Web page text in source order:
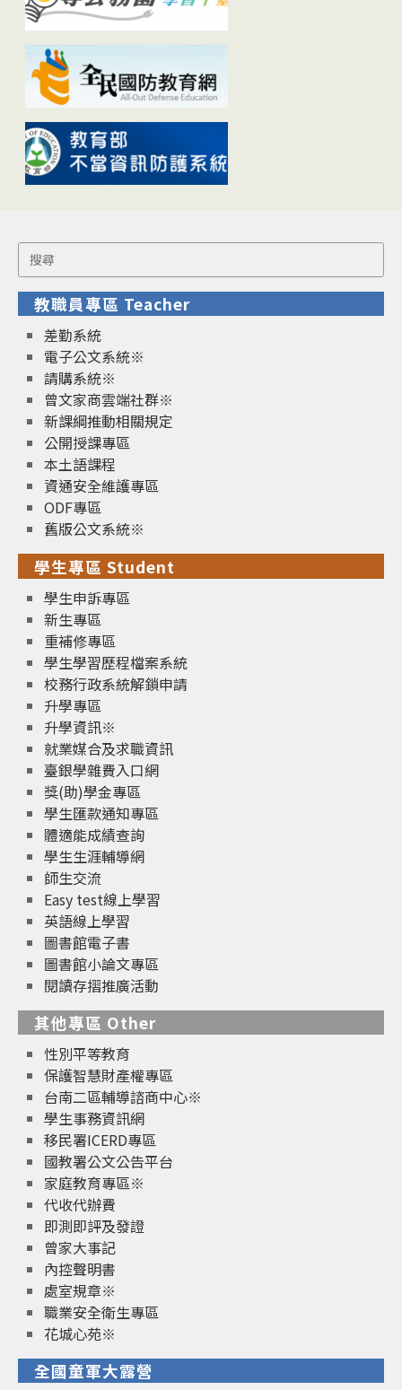
Search
for:
教職員專區 Teacher
差勤系統
電子公文系統※
請購系統※
曾文家商雲端社群※
新課綱推動相關規定
公開授課專區
本土語課程
資通安全維護專區
ODF專區
舊版公文系統※
學生專區 Student
學生申訴專區
新生專區
重補修專區
學生學習歷程檔案系統
校務行政系統解鎖申請
升學專區
升學資訊※
就業媒合及求職資訊
臺銀學雜費入口網
獎(助)學金專區
學生匯款通知專區
體適能成績查詢
學生生涯輔導網
師生交流
Easy test線上學習
英語線上學習
圖書館電子書
圖書館小論文專區
閱讀存摺推廣活動
其他專區 Other
性別平等教育
保護智慧財產權專區
台南二區輔導諮商中心※
學生事務資訊網
移民署ICERD專區
國教署公文公告平台
家庭教育專區※
代收代辦費
即測即評及發證
曾家大事記
內控聲明書
處室規章※
職業安全衛生專區
花城心苑※
全國童軍大露營